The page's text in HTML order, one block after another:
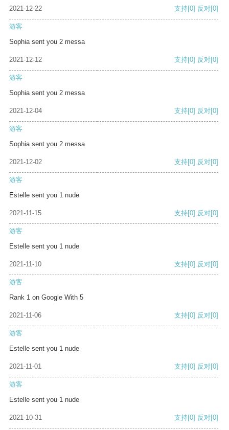
2021-12-22 支持[0] 反对[0]
游客
Sophia sent you 2 messa
2021-12-12 支持[0] 反对[0]
游客
Sophia sent you 2 messa
2021-12-04 支持[0] 反对[0]
游客
Sophia sent you 2 messa
2021-12-02 支持[0] 反对[0]
游客
Estelle sent you 1 nude
2021-11-15 支持[0] 反对[0]
游客
Estelle sent you 1 nude
2021-11-10 支持[0] 反对[0]
游客
Rank 1 on Google With 5
2021-11-06 支持[0] 反对[0]
游客
Estelle sent you 1 nude
2021-11-01 支持[0] 反对[0]
游客
Estelle sent you 1 nude
2021-10-31 支持[0] 反对[0]